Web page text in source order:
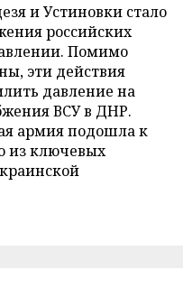
и Устиновки стало
российских
Помимо
эти действия
давление на
ВСУ в ДНР.
армия подошла к
из ключевых